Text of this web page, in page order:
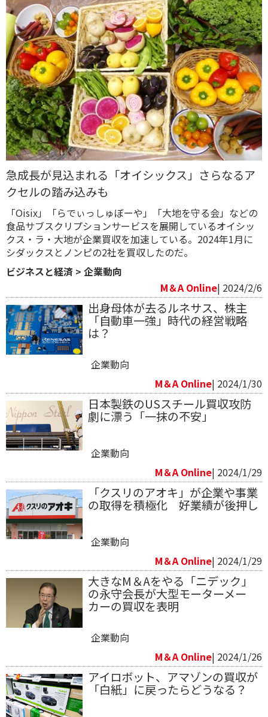
急成長が見込まれる「オイシックス」さらなるア
クセルの踏み込みも
「Oisix」「らでぃっしゅぼーや」「大地を守る会」などの
食品サブスクリプションサービスを展開しているオイシッ
クス・ラ・大地が企業買収を加速している。2024年1月に
シダックスとノンピの2社を買収したのだ。
ビジネスと経済 > 企業動向
M＆A Online| 2024/2/6
出身母体が去るルネサス、株主
「自動車一強」時代の経営戦略
は？
企業動向
M＆A Online| 2024/1/30
日本製鉄のUSスチール買収攻防
劇に漂う「一抹の不安」
企業動向
M＆A Online| 2024/1/29
「クスリのアオキ」が企業や事業
の取得を積極化 好業績が後押し
企業動向
M＆A Online| 2024/1/29
大きなM＆Aをやる「ニデック」
の永守会長が大型モーターメー
カーの買収を表明
企業動向
M＆A Online| 2024/1/26
アイロボット、アマゾンの買収が
「白紙」に戻ったらどうなる？